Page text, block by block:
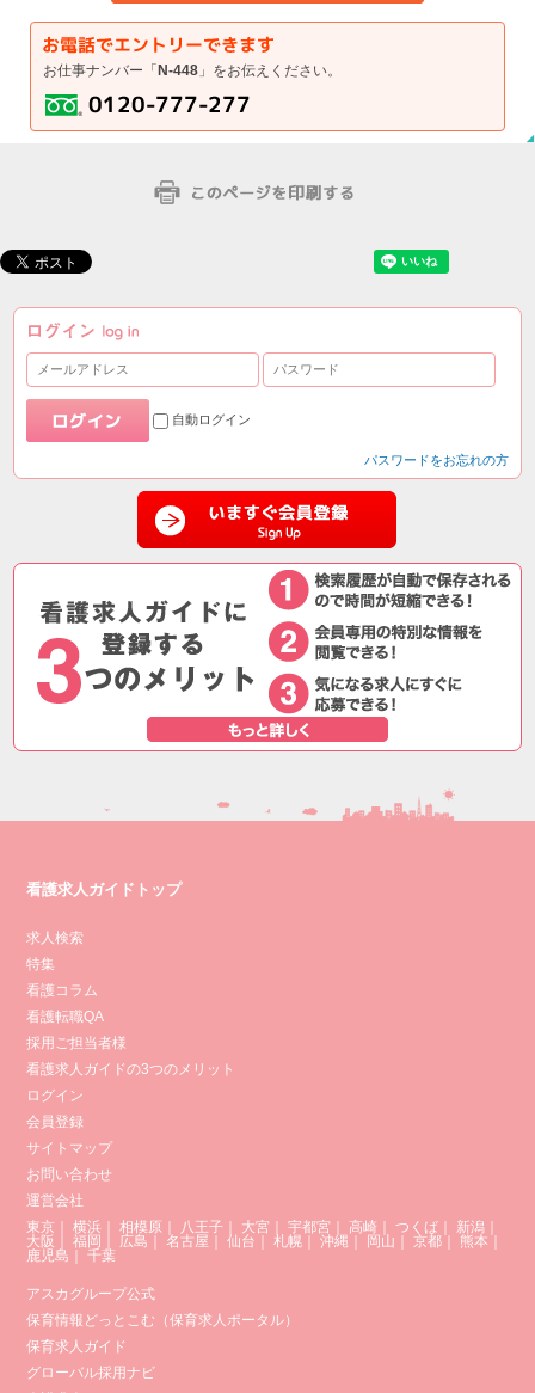
お仕事ナンバー「 N-448 」をお伝えください。
自動ログイン
パスワードをお忘れの方
看護求人ガイドトップ
求人検索
特集
看護コラム
看護転職QA
採用ご担当者様
看護求人ガイドの3つのメリット
ログイン
会員登録
サイトマップ
お問い合わせ
運営会社
東京 ｜横浜 ｜相模原 ｜ 八王子 ｜ 大宮 ｜宇都宮 ｜高崎 ｜つくば ｜ 新潟 ｜
大阪
｜福岡 広島 ｜名古屋 ｜仙台 ｜札幌 ｜沖縄 ｜ 岡山 ｜京都｜ 熊本 ｜
鹿児島 ｜千葉
アスカグループ公式
保育情報どっとこむ（保育求人ポータル）
保育求人ガイド
グローバル採用ナビ